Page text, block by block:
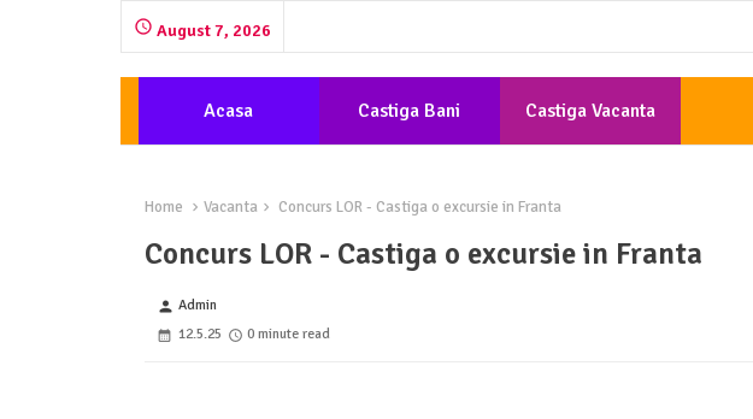
August 7, 2026
Acasa Castiga Bani Castiga Vacanta
Home Vacanta Concurs LOR - Castiga o excursie in Franta
Concurs LOR - Castiga o excursie in Franta
person Admin
12.5.25
0 minute read